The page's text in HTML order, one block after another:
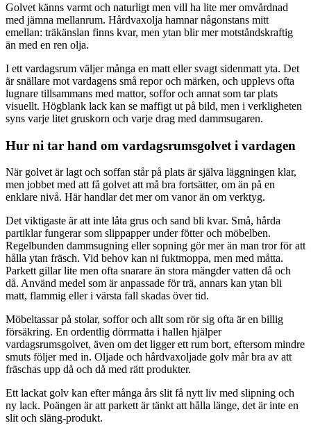
Golvet känns varmt och naturligt men vill ha lite mer omvårdnad
med jämna mellanrum. Hårdvaxolja hamnar någonstans mitt
emellan: träkänslan finns kvar, men ytan blir mer motståndskraftig
än med en ren olja.
I ett vardagsrum väljer många en matt eller svagt sidenmatt yta. Det
är snällare mot vardagens små repor och märken, och upplevs ofta
lugnare tillsammans med mattor, soffor och annat som tar plats
visuellt. Högblank lack kan se maffigt ut på bild, men i verkligheten
syns varje litet gruskorn och varje drag med dammsugaren.
Hur ni tar hand om vardagsrumsgolvet i vardagen
När golvet är lagt och soffan står på plats är själva läggningen klar,
men jobbet med att få golvet att må bra fortsätter, om än på en
enklare nivå. Här handlar det mer om vanor än om verktyg.
Det viktigaste är att inte låta grus och sand bli kvar. Små, hårda
partiklar fungerar som slippapper under fötter och möbelben.
Regelbunden dammsugning eller sopning gör mer än man tror för att
hålla ytan fräsch. Vid behov kan ni fuktmoppa, men med måtta.
Parkett gillar lite men ofta snarare än stora mängder vatten då och
då. Använd medel som är anpassade för trä, annars kan ytan bli
matt, flammig eller i värsta fall skadas över tid.
Möbeltassar på stolar, soffor och allt som rör sig ofta är en billig
försäkring. En ordentlig dörrmatta i hallen hjälper
vardagsrumsgolvet, även om det ligger ett rum bort, eftersom mindre
smuts följer med in. Oljade och hårdvaxoljade golv mår bra av att
fräschas upp då och då med rätt produkter.
Ett lackat golv kan efter många års slit få nytt liv med slipning och
ny lack. Poängen är att parkett är tänkt att hålla länge, det är inte en
slit och släng-produkt.